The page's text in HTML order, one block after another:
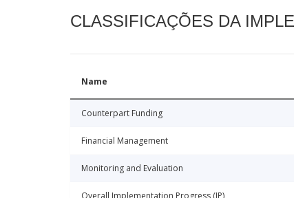
CLASSIFICAÇÕES DA
Name
Counterpart Funding
Financial Management
Monitoring and Evaluation
Overall Implementation Progress (IP)